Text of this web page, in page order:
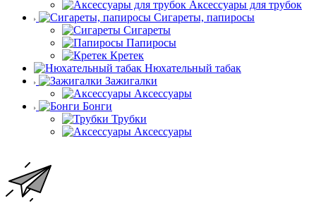
Аксессуары для трубок
Сигареты, папиросы
Сигареты
Папиросы
Кретек
Нюхательный табак
Зажигалки
Аксессуары
Бонги
Трубки
Аксессуары